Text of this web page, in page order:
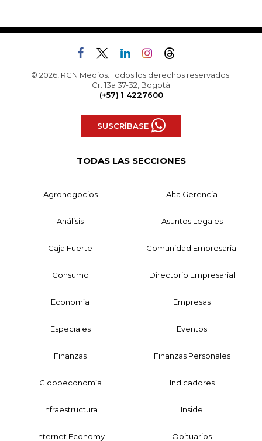
© 2026, RCN Medios. Todos los derechos reservados.
Cr. 13a 37-32, Bogotá
(+57) 1 4227600
SUSCRÍBASE
TODAS LAS SECCIONES
Agronegocios Alta Gerencia
Análisis Asuntos Legales
Caja Fuerte Comunidad Empresarial
Consumo Directorio Empresarial
Economía Empresas
Especiales Eventos
Finanzas Finanzas Personales
Globoeconomía Indicadores
Infraestructura Inside
Internet Economy Obituarios